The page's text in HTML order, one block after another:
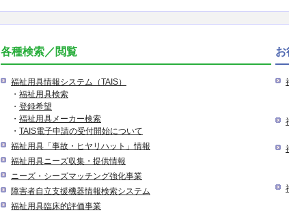
各種検索／閲覧
福祉用具情報システム（TAIS）
・ 福祉用具検索
・ 登録希望
・ 福祉用具メーカー検索
・ TAIS電子申請の受付開始について
福祉用具「事故・ヒヤリハット」情報
福祉用具ニーズ収集・提供情報
ニーズ・シーズマッチング強化事業
障害者自立支援機器情報検索システム
福祉用具臨床的評価事業
お